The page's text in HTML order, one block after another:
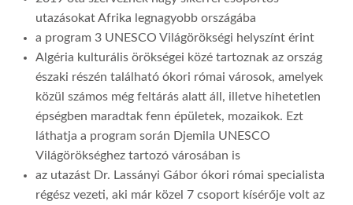
utazásokat Afrika legnagyobb országába
a program 3 UNESCO Világörökségi helyszínt érint
Algéria kulturális örökségei közé tartoznak az ország
északi részén található ókori római városok, amelyek
közül számos még feltárás alatt áll, illetve hihetetlen
épségben maradtak fenn épületek, mozaikok. Ezt
láthatja a program során Djemila UNESCO
Világörökséghez tartozó városában is
az utazást Dr. Lassányi Gábor ókori római specialista
régész vezeti, aki már közel 7 csoport kísérője volt az